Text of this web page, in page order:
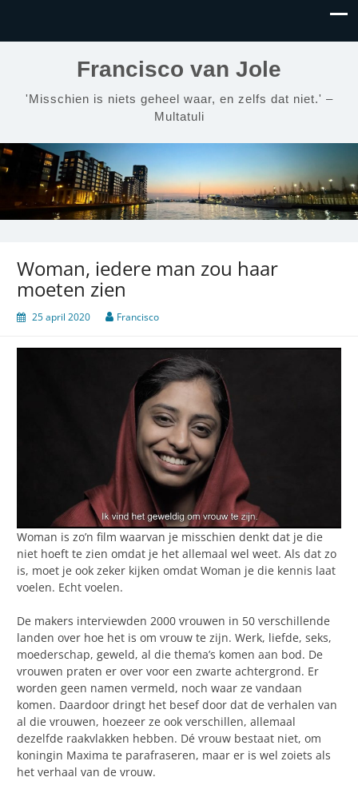
Francisco van Jole
'Misschien is niets geheel waar, en zelfs dat niet.' –
Multatuli
Woman, iedere man zou haar
moeten zien
25 april 2020 Francisco
Woman is zo’n film waarvan je misschien denkt dat je die
niet hoeft te zien omdat je het allemaal wel weet. Als dat zo
is, moet je ook zeker kijken omdat Woman je die kennis laat
voelen. Echt voelen.
De makers interviewden 2000 vrouwen in 50 verschillende
landen over hoe het is om vrouw te zijn. Werk, liefde, seks,
moederschap, geweld, al die thema’s komen aan bod. De
vrouwen praten er over voor een zwarte achtergrond. Er
worden geen namen vermeld, noch waar ze vandaan
komen. Daardoor dringt het besef door dat de verhalen van
al die vrouwen, hoezeer ze ook verschillen, allemaal
dezelfde raakvlakken hebben. Dé vrouw bestaat niet, om
koningin Maxima te parafraseren, maar er is wel zoiets als
het verhaal van de vrouw.